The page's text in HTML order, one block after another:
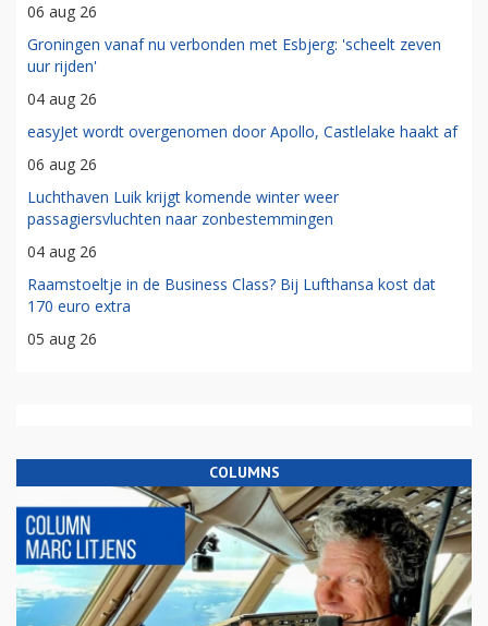
06 aug 26
Groningen vanaf nu verbonden met Esbjerg: 'scheelt zeven
uur rijden'
04 aug 26
easyJet wordt overgenomen door Apollo, Castlelake haakt af
06 aug 26
Luchthaven Luik krijgt komende winter weer
passagiersvluchten naar zonbestemmingen
04 aug 26
Raamstoeltje in de Business Class? Bij Lufthansa kost dat
170 euro extra
05 aug 26
COLUMNS